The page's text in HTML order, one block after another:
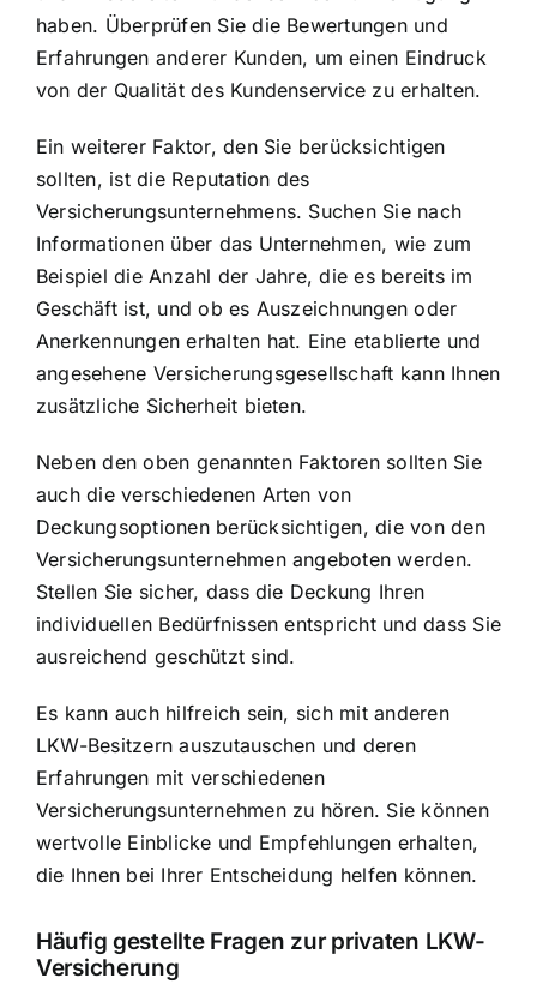
haben. Überprüfen Sie die Bewertungen und
Erfahrungen anderer Kunden, um einen Eindruck
von der Qualität des Kundenservice zu erhalten.
Ein weiterer Faktor, den Sie berücksichtigen
sollten, ist die Reputation des
Versicherungsunternehmens. Suchen Sie nach
Informationen über das Unternehmen, wie zum
Beispiel die Anzahl der Jahre, die es bereits im
Geschäft ist, und ob es Auszeichnungen oder
Anerkennungen erhalten hat. Eine etablierte und
angesehene Versicherungsgesellschaft kann Ihnen
zusätzliche Sicherheit bieten.
Neben den oben genannten Faktoren sollten Sie
auch die verschiedenen Arten von
Deckungsoptionen berücksichtigen, die von den
Versicherungsunternehmen angeboten werden.
Stellen Sie sicher, dass die Deckung Ihren
individuellen Bedürfnissen entspricht und dass Sie
ausreichend geschützt sind.
Es kann auch hilfreich sein, sich mit anderen
LKW-Besitzern auszutauschen und deren
Erfahrungen mit verschiedenen
Versicherungsunternehmen zu hören. Sie können
wertvolle Einblicke und Empfehlungen erhalten,
die Ihnen bei Ihrer Entscheidung helfen können.
Häufig gestellte Fragen zur privaten LKW-
Versicherung